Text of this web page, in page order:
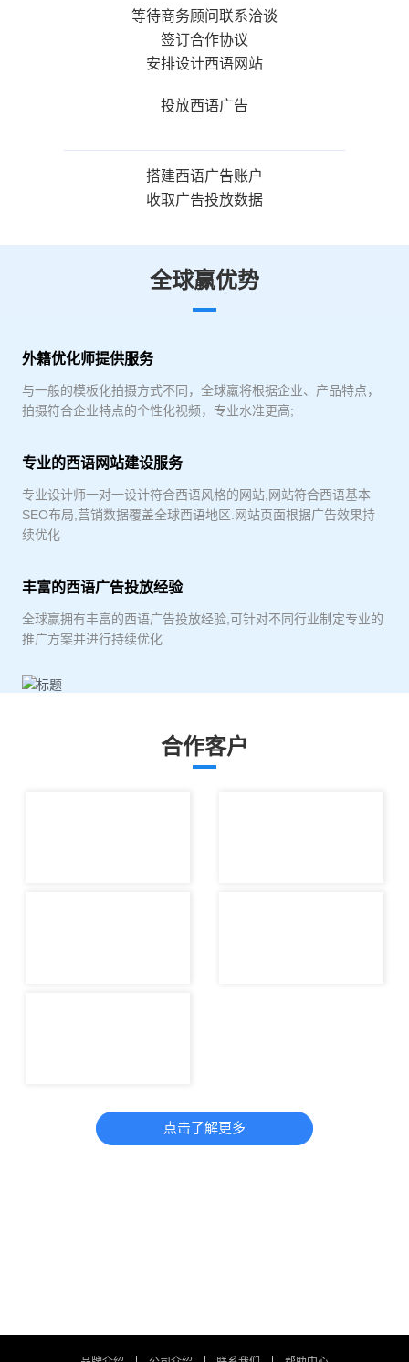
等待商务顾问联系洽谈
签订合作协议
安排设计西语网站
投放西语广告
搭建西语广告账户
收取广告投放数据
全球赢优势
外籍优化师提供服务
与一般的模板化拍摄方式不同，全球羸将根据企业、产品特点，
拍摄符合企业特点的个性化视频，专业水准更高;
专业的西语网站建设服务
专业设计师一对一设计符合西语风格的网站,网站符合西语基本
SEO布局,营销数据覆盖全球西语地区.网站页面根据广告效果持
续优化
丰富的西语广告投放经验
全球赢拥有丰富的西语广告投放经验,可针对不同行业制定专业的
推广方案并进行持续优化
合作客户
点击了解更多